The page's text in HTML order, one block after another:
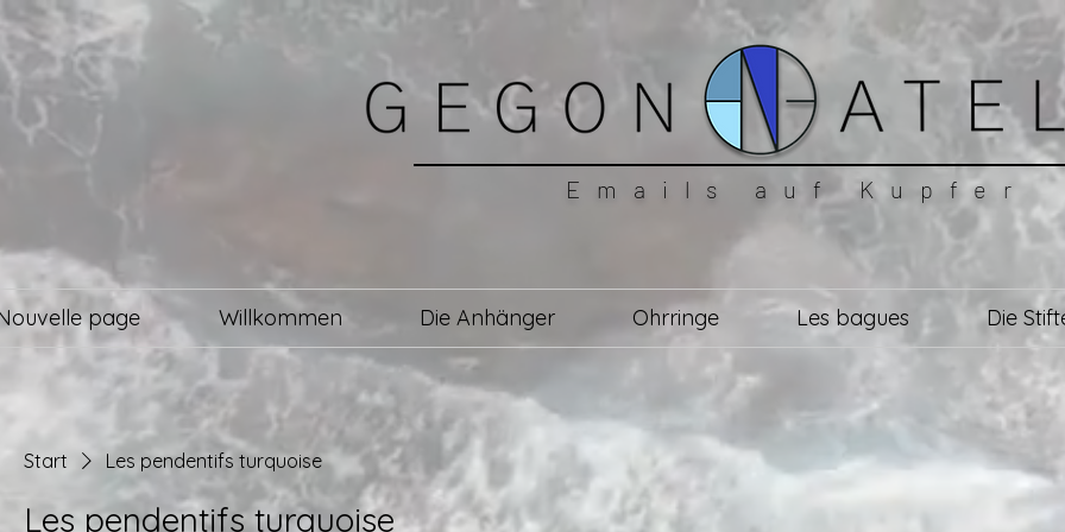
Emails auf Kupfer
page Willkommen Die Anhänger Ohrringe Les bagues Die
Start Les pendentifs turquoise
Les pendentifs turquoise